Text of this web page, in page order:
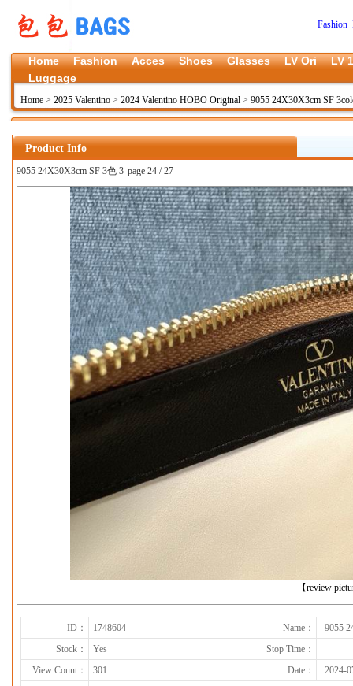
Fashion
Home Fashion Acces Shoes Glasses LV Ori
LV
Luggage
Home > 2025 Valentino > 2024 Valentino HOBO Original > 9055 24X30X3cm SF
Product Info
9055 24X30X3cm SF 3色 3 page 24 / 27
【review
上一张
ID： 1748604 Name：
9055
Stock：
Yes
Stop Time：
View Count：
301 Date：
2024-